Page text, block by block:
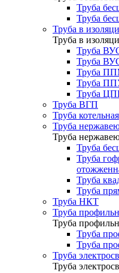
Труба
Труба
Труба в
Труба в
Труба
Труба
Труба
Труба
Труба
Труба ВГП
Труба котельная
Труба
Труба
Труба
Труба
Труба
Труба
Труба НКТ
Труба
Труба
Труба
Труба
Труба
Труба